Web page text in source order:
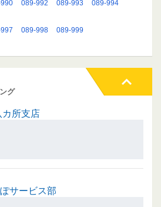
089-992 089-993 089-994
089-998 089-999
グ
所支店
サービス部